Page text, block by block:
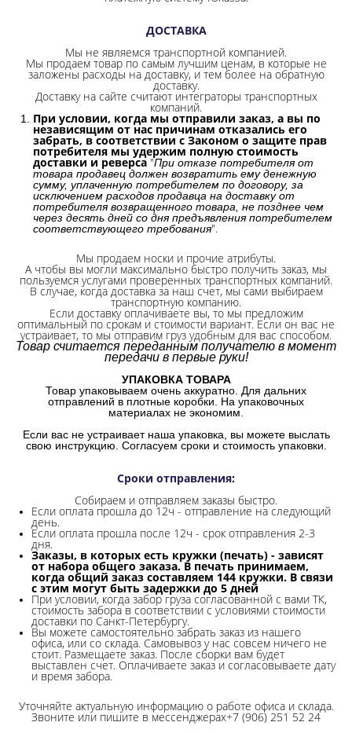
ДОСТАВКА
Мы не являемся транспортной компанией.
Мы продаем товар по самым лучшим ценам, в которые не
заложены расходы на доставку, и тем более на обратную
доставку.
Доставку на сайте считают интеграторы транспортных
компаний.
При условии, когда мы отправили заказ, а вы по
независящим от нас причинам отказались его
забрать, в соответствии с Законом о защите прав
потребителя мы удержим полную стоимость
доставки и реверса "При отказе потребителя от
товара продавец должен возвратить ему денежную
сумму, уплаченную потребителем по договору, за
исключением расходов продавца на доставку от
потребителя возвращенного товара, не позднее чем
через десять дней со дня предъявления потребителем
соответствующего требования".
Мы продаем носки и прочие атрибуты.
А чтобы вы могли максимально быстро получить заказ, мы
пользуемся услугами проверенных транспортных компаний.
В случае, когда доставка за наш счет, мы сами выбираем
транспортную компанию.
Если доставку оплачиваете вы, то мы предложим
оптимальный по срокам и стоимости вариант. Если он вас не
устраивает, то мы отправим груз удобным для вас способом.
Товар считается переданным получателю в момент
передачи в первые руки!
УПАКОВКА ТОВАРА
Товар упаковываем очень аккуратно. Для дальних
отправлений в плотные коробки. На упаковочных
материалах не экономим.
Если вас не устраивает наша упаковка, вы можете выслать
свою инструкцию. Согласуем сроки и стоимость упаковки.
Сроки отправления:
Собираем и отправляем заказы быстро.
Если оплата прошла до 12ч - отправление на следующий
день.
Если оплата прошла после 12ч - срок отправления 2-3
дня.
Заказы, в которых есть кружки (печать) - зависят
от набора общего заказа. В печать принимаем,
когда общий заказ составляем 144 кружки. В связи
с этим могут быть задержки до 5 дней
При условии, когда забор груза согласованной с вами ТК,
стоимость забора в соответствии с условиями стоимости
доставки по Санкт-Петербургу.
Вы можете самостоятельно забрать заказ из нашего
офиса, или со склада. Самовывоз у нас совсем ничего не
стоит. Размещаете заказ. После сборки вам будет
выставлен счет. Оплачиваете заказ и согласовываете дату
и время забора.
Уточняйте актуальную информацию о работе офиса и склада.
Звоните или пишите в мессенджерах+7 (906) 251 52 24